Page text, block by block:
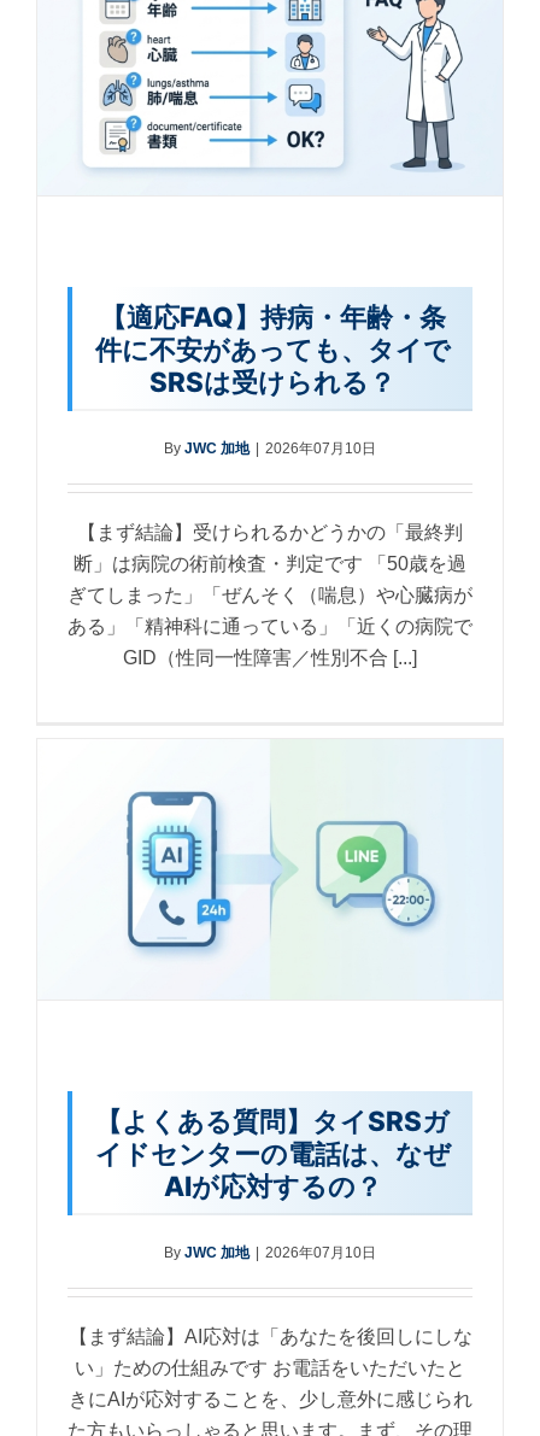
【適応FAQ】持病・年齢・条
件に不安があっても、タイで
SRSは受けられる？
By JWC 加地 2026年07月10日
【まず結論】受けられるかどうかの「最終判
断」は病院の術前検査・判定です 「50歳を過
ぎてしまった」「ぜんそく（喘息）や心臓病が
ある」「精神科に通っている」「近くの病院で
GID（性同一性障害／性別不合 [...]
【よくある質問】タイSRSガ
イドセンターの電話は、なぜ
AIが応対するの？
By JWC 加地 2026年07月10日
【まず結論】AI応対は「あなたを後回しにしな
い」ための仕組みです お電話をいただいたと
きにAIが応対することを、少し意外に感じられ
た方もいらっしゃると思います。まず、その理